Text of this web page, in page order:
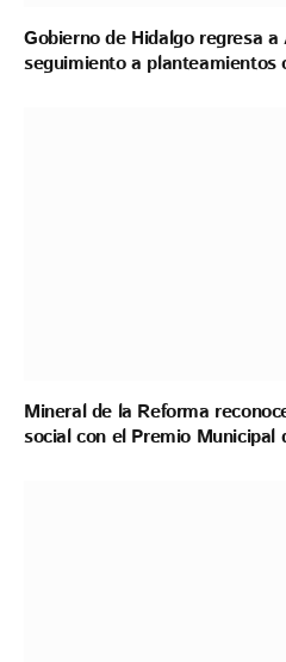
Gobierno de Hidalgo regresa
seguimiento a planteamientos
Mineral de la Reforma
social con el Premio Municipal